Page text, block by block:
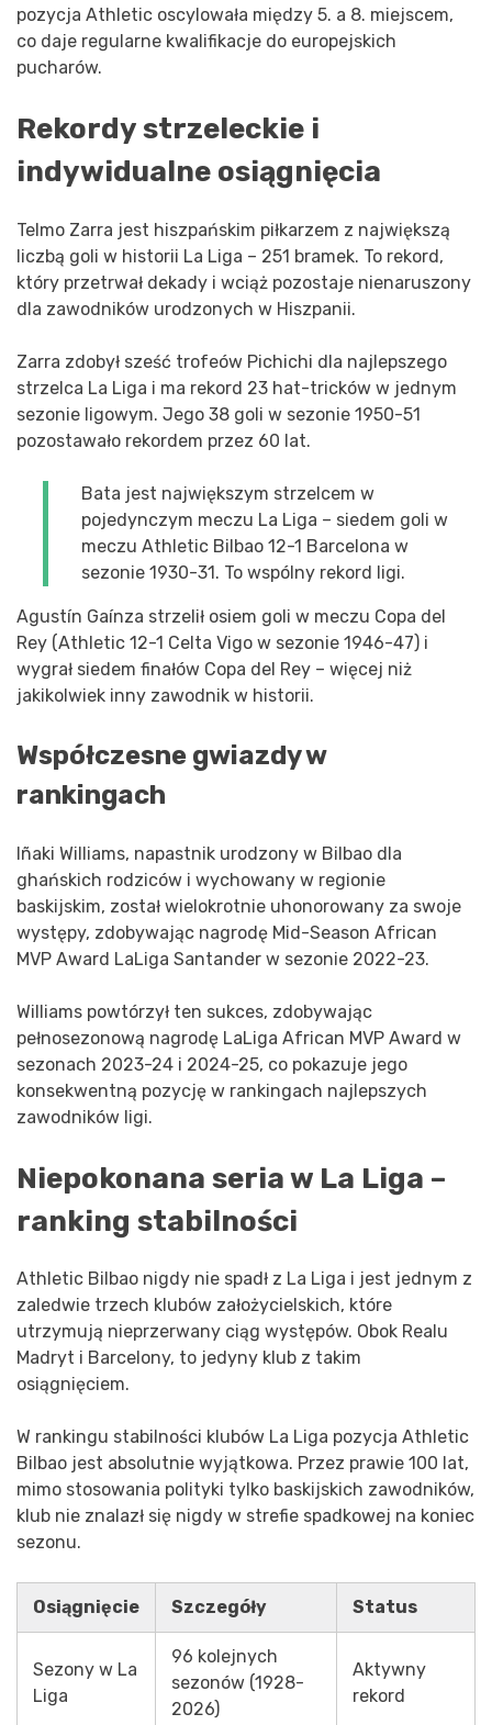
pozycja Athletic oscylowała między 5. a 8. miejscem,
co daje regularne kwalifikacje do europejskich
pucharów.
Rekordy strzeleckie i
indywidualne osiągnięcia
Telmo Zarra jest hiszpańskim piłkarzem z największą
liczbą goli w historii La Liga – 251 bramek. To rekord,
który przetrwał dekady i wciąż pozostaje nienaruszony
dla zawodników urodzonych w Hiszpanii.
Zarra zdobył sześć trofeów Pichichi dla najlepszego
strzelca La Liga i ma rekord 23 hat-tricków w jednym
sezonie ligowym. Jego 38 goli w sezonie 1950-51
pozostawało rekordem przez 60 lat.
Bata jest największym strzelcem w
pojedynczym meczu La Liga – siedem goli w
meczu Athletic Bilbao 12-1 Barcelona w
sezonie 1930-31. To wspólny rekord ligi.
Agustín Gaínza strzelił osiem goli w meczu Copa del
Rey (Athletic 12-1 Celta Vigo w sezonie 1946-47) i
wygrał siedem finałów Copa del Rey – więcej niż
jakikolwiek inny zawodnik w historii.
Współczesne gwiazdy w
rankingach
Iñaki Williams, napastnik urodzony w Bilbao dla
ghańskich rodziców i wychowany w regionie
baskijskim, został wielokrotnie uhonorowany za swoje
występy, zdobywając nagrodę Mid-Season African
MVP Award LaLiga Santander w sezonie 2022-23.
Williams powtórzył ten sukces, zdobywając
pełnosezonową nagrodę LaLiga African MVP Award w
sezonach 2023-24 i 2024-25, co pokazuje jego
konsekwentną pozycję w rankingach najlepszych
zawodników ligi.
Niepokonana seria w La Liga –
ranking stabilności
Athletic Bilbao nigdy nie spadł z La Liga i jest jednym z
zaledwie trzech klubów założycielskich, które
utrzymują nieprzerwany ciąg występów. Obok Realu
Madryt i Barcelony, to jedyny klub z takim
osiągnięciem.
W rankingu stabilności klubów La Liga pozycja Athletic
Bilbao jest absolutnie wyjątkowa. Przez prawie 100 lat,
mimo stosowania polityki tylko baskijskich zawodników,
klub nie znalazł się nigdy w strefie spadkowej na koniec
sezonu.
Osiągnięcie Szczegóły Status
Sezony w La
Liga
96 kolejnych
sezonów (1928-
2026)
Aktywny
rekord